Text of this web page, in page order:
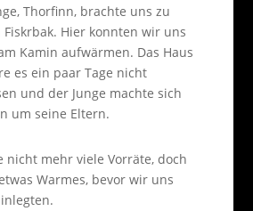
Thorfinn, brachte uns zu
Hier konnten wir uns
Kamin aufwärmen. Das Haus
es ein paar Tage nicht
und der Junge machte sich
um seine Eltern.
nicht mehr viele Vorräte, doch
Warmes, bevor wir uns